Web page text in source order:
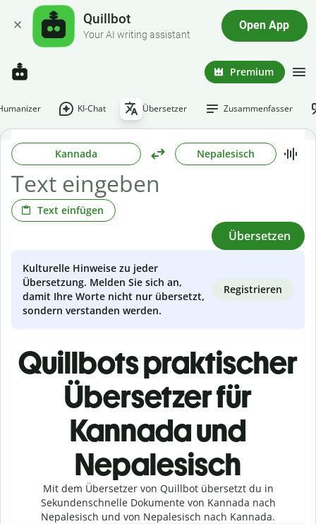
Quillbot
Your AI writing assistant
Open App
Premium
KI-Chat Übersetzer Zusammenfasser
Kannada Nepalesisch
Text einfügen
Übersetzen
Kulturelle Hinweise zu jeder
Übersetzung. Melden Sie sich an,
damit Ihre Worte nicht nur übersetzt,
sondern verstanden werden.
Registrieren
Quillbots praktischer
Übersetzer für
Kannada und
Nepalesisch
Mit dem Übersetzer von Quillbot übersetzt du in
Sekundenschnelle Dokumente von Kannada nach
Nepalesisch und von Nepalesisch nach Kannada.